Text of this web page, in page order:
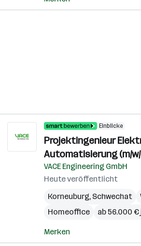
Einblicke
Projektingenieur
Automatisierung (m/
VACE Engineering GmbH
Heute veröffentlicht
Korneuburg, Schwechat
Homeoffice
ab 56.000
Merken